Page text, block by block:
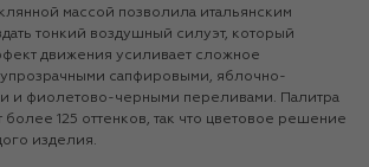
массой позволила итальянским
тонкий воздушный силуэт, который
движения усиливает сложное
сапфировыми, яблочно-
и фиолетово-черными переливами. Палитра
более 125 оттенков, так что цветовое решение
изделия.